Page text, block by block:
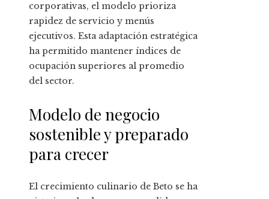
corporativas, el modelo prioriza
rapidez de servicio y menús
ejecutivos. Esta adaptación estratégica
ha permitido mantener índices de
ocupación superiores al promedio
del sector.
Modelo de negocio
sostenible y preparado
para crecer
El crecimiento culinario de Beto se ha